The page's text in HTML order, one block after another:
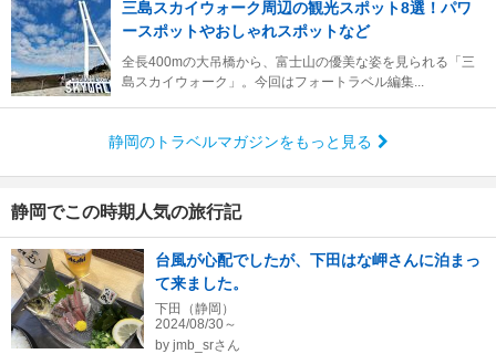
三島スカイウォーク周辺の観光スポット8選！パワ
ースポットやおしゃれスポットなど
全長400mの大吊橋から、富士山の優美な姿を見られる「三
島スカイウォーク」。今回はフォートラベル編集...
静岡のトラベルマガジンをもっと見る
静岡でこの時期人気の旅行記
台風が心配でしたが、下田はな岬さんに泊まっ
て来ました。
下田（静岡）
2024/08/30～
by jmb_srさん